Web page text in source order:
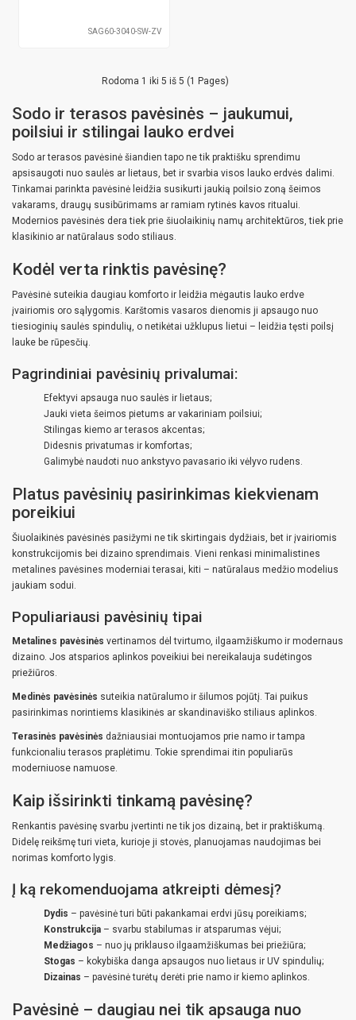
SAG60-3040-SW-ZV
Rodoma 1 iki 5 iš 5 (1 Pages)
Sodo ir terasos pavėsinės – jaukumui,
poilsiui ir stilingai lauko erdvei
Sodo ar terasos pavėsinė šiandien tapo ne tik praktišku sprendimu
apsisaugoti nuo saulės ar lietaus, bet ir svarbia visos lauko erdvės dalimi.
Tinkamai parinkta pavėsinė leidžia susikurti jaukią poilsio zoną šeimos
vakarams, draugų susibūrimams ar ramiam rytinės kavos ritualui.
Modernios pavėsinės dera tiek prie šiuolaikinių namų architektūros, tiek prie
klasikinio ar natūralaus sodo stiliaus.
Kodėl verta rinktis pavėsinę?
Pavėsinė suteikia daugiau komforto ir leidžia mėgautis lauko erdve
įvairiomis oro sąlygomis. Karštomis vasaros dienomis ji apsaugo nuo
tiesioginių saulės spindulių, o netikėtai užklupus lietui – leidžia tęsti poilsį
lauke be rūpesčių.
Pagrindiniai pavėsinių privalumai:
Efektyvi apsauga nuo saulės ir lietaus;
Jauki vieta šeimos pietums ar vakariniam poilsiui;
Stilingas kiemo ar terasos akcentas;
Didesnis privatumas ir komfortas;
Galimybė naudoti nuo ankstyvo pavasario iki vėlyvo rudens.
Platus pavėsinių pasirinkimas kiekvienam
poreikiui
Šiuolaikinės pavėsinės pasižymi ne tik skirtingais dydžiais, bet ir įvairiomis
konstrukcijomis bei dizaino sprendimais. Vieni renkasi minimalistines
metalines pavėsines moderniai terasai, kiti – natūralaus medžio modelius
jaukiam sodui.
Populiariausi pavėsinių tipai
Metalines pavėsinės vertinamos dėl tvirtumo, ilgaamžiškumo ir modernaus
dizaino. Jos atsparios aplinkos poveikiui bei nereikalauja sudėtingos
priežiūros.
Medinės pavėsinės suteikia natūralumo ir šilumos pojūtį. Tai puikus
pasirinkimas norintiems klasikinės ar skandinaviško stiliaus aplinkos.
Terasinės pavėsinės dažniausiai montuojamos prie namo ir tampa
funkcionaliu terasos praplėtimu. Tokie sprendimai itin populiarūs
moderniuose namuose.
Kaip išsirinkti tinkamą pavėsinę?
Renkantis pavėsinę svarbu įvertinti ne tik jos dizainą, bet ir praktiškumą.
Didelę reikšmę turi vieta, kurioje ji stovės, planuojamas naudojimas bei
norimas komforto lygis.
Į ką rekomenduojama atkreipti dėmesį?
Dydis – pavėsinė turi būti pakankamai erdvi jūsų poreikiams;
Konstrukcija – svarbu stabilumas ir atsparumas vėjui;
Medžiagos – nuo jų priklauso ilgaamžiškumas bei priežiūra;
Stogas – kokybiška danga apsaugos nuo lietaus ir UV spindulių;
Dizainas – pavėsinė turėtų derėti prie namo ir kiemo aplinkos.
Pavėsinė – daugiau nei tik apsauga nuo